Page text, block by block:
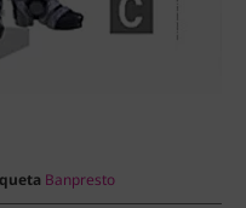
Banpresto